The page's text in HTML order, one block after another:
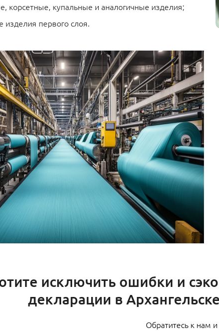
корсетные, купальные и аналогичные изделия;
изделия первого слоя.
исключить ошибки и
декларации в
Обратитесь к нам